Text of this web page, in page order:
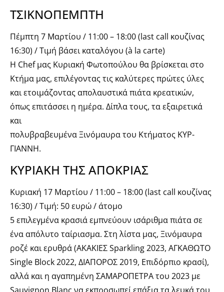
ΤΣΙΚΝΟΠΕΜΠΤΗ
Πέμπτη 7 Μαρτίου / 11:00 – 18:00 (last call κουζίνας
16:30) / Τιμή βάσει καταλόγου (à la carte)
Η Chef μας Κυριακή Φωτοπούλου θα βρίσκεται στο
Κτήμα μας, επιλέγοντας τις καλύτερες πρώτες ύλες
και ετοιμάζοντας απολαυστικά πιάτα κρεατικών,
όπως επιτάσσει η ημέρα. Δίπλα τους, τα εξαιρετικά
και
πολυβραβευμένα Ξινόμαυρα του Κτήματος ΚΥΡ-
ΓΙΑΝΝΗ.
ΚΥΡΙΑΚΗ ΤΗΣ ΑΠΟΚΡΙΑΣ
Κυριακή 17 Μαρτίου / 11:00 – 18:00 (last call κουζίνας
16:30) / Τιμή: 50 ευρώ / άτομο
5 επιλεγμένα κρασιά εμπνεύουν ισάριθμα πιάτα σε
ένα απόλυτο ταίριασμα. Στη λίστα μας, Ξινόμαυρα
ροζέ και ερυθρά (AKAKIEΣ Sparkling 2023, ΑΓΚΑΘΩΤΟ
Single Block 2022, ΔΙΑΠΟΡΟΣ 2019, Επιδόρπιο κρασί),
αλλά και η αγαπημένη ΣΑΜΑΡΟΠΕΤΡΑ του 2023 με